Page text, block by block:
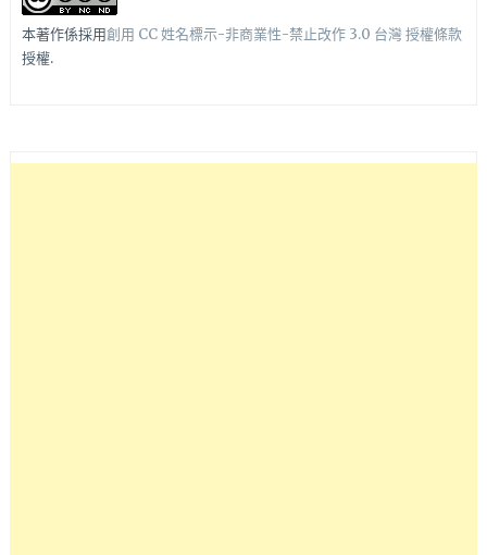
本著作係採用創用 CC 姓名標示-非商業性-禁止改作 3.0 台灣 授權條款
授權.